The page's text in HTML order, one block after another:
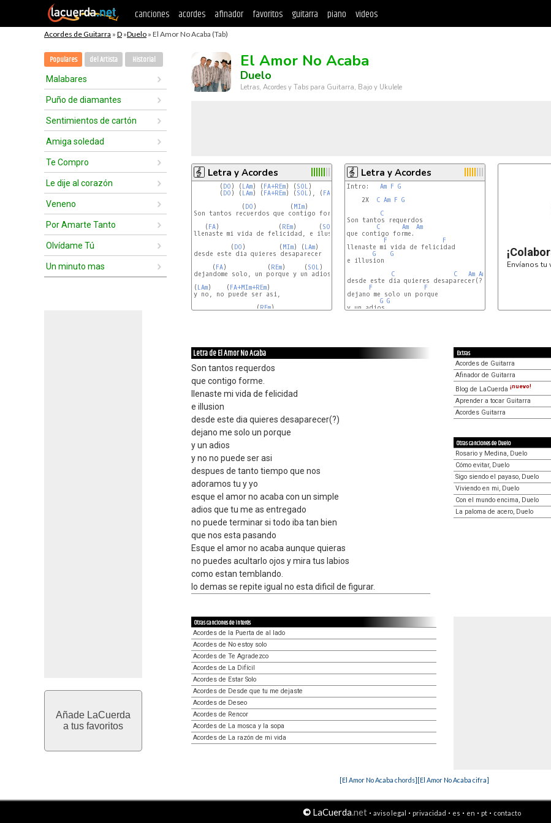
canciones acordes afinador favoritos guitarra piano videos
Acordes de Guitarra » D »Duelo » El Amor No Acaba (Tab)
Populares del Artista Historial
Malabares
Puño de diamantes
Sentimientos de cartón
Amiga soledad
Te Compro
Le dije al corazón
Veneno
Por Amarte Tanto
Olvídame Tú
Un minuto mas
Añade LaCuerda
a tus favoritos
El Amor No Acaba
Duelo
Letras, Acordes y Tabs para Guitarra, Bajo y Ukulele
Letra y Acordes
       (
DO ) ( LAm) ( FA+REm) ( SOL )
       (
DO ) ( LAm) ( FA+REm) ( SOL ), ( FA
             (
DO )         ( MIm)      (
Son tantos recuerdos que contigo forme,
   (
FA)                ( REm)      ( SOL
llenaste mi vida de felicidad, e ilusion,
          (
DO )         ( MIm) ( LAm)
desde este dia quieres desaparecer
     (
FA)           ( REm)     ( SOL )
dejandome solo, un porque y un adios,
( LAm)    ( FA+MIm+REm)
y no, no puede ser asi,
                 (
REm)                       ( SOL)
Letra y Acordes
Intro: Am F G
    2X
C Am F G
C
Son tantos requerdos
C
Am
Am
que contigo forme.
F
F
llenaste mi vida de felicidad
G
G
e illusion
C
C Am Am
desde este dia quieres desaparecer(?)
F
F
dejano me solo un porque
G G
y un adios
Envíanos tu
Letra de El Amor No Acaba
Son tantos requerdos
que contigo forme.
llenaste mi vida de felicidad
e illusion
desde este dia quieres desaparecer(?)
dejano me solo un porque
y un adios
y no no puede ser asi
despues de tanto tiempo que nos
adoramos tu y yo
esque el amor no acaba con un simple
adios que tu me as entregado
no puede terminar si todo iba tan bien
que nos esta pasando
Esque el amor no acaba aunque quieras
no puedes acultarlo ojos y mira tus labios
como estan temblando.
lo demas se repite igual no esta dificil de figurar.
Extras
Acordes de Guitarra
Afinador de Guitarra
Blog de LaCuerda ¡nuevo!
Aprender a tocar Guitarra
Acordes Guitarra
Otras canciones de Duelo
Rosario y Medina, Duelo
Cómo evitar, Duelo
Sigo siendo el payaso, Duelo
Viviendo en mi, Duelo
Con el mundo encima, Duelo
La paloma de acero, Duelo
Otras canciones de interés
Acordes de la Puerta de al lado
Acordes de No estoy solo
Acordes de Te Agradezco
Acordes de La Difícil
Acordes de Estar Solo
Acordes de Desde que tu me dejaste
Acordes de Deseo
Acordes de Rencor
Acordes de La mosca y la sopa
Acordes de La razón de mi vida
[El Amor No Acaba chords][El Amor No Acaba cifra]
© LaCuerda.net · aviso legal · privacidad · es · en · pt · contacto